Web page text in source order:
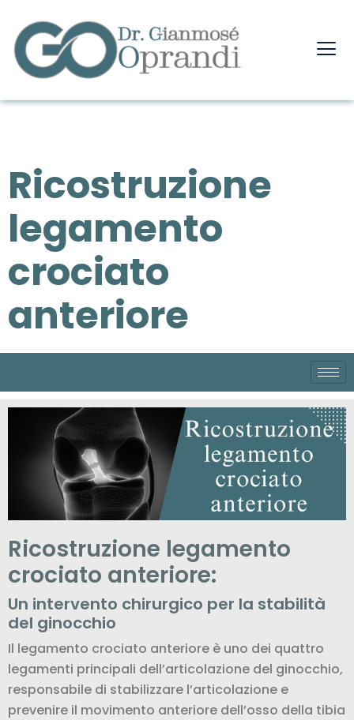
Ricostruzione
legamento
crociato
anteriore
Ricostruzione legamento
crociato anteriore:
Un intervento chirurgico per la stabilità
del ginocchio
Il legamento crociato anteriore è uno dei quattro
legamenti principali dell’articolazione del ginocchio,
responsabile di stabilizzare l’articolazione e
prevenire il movimento anteriore dell’osso della tibia